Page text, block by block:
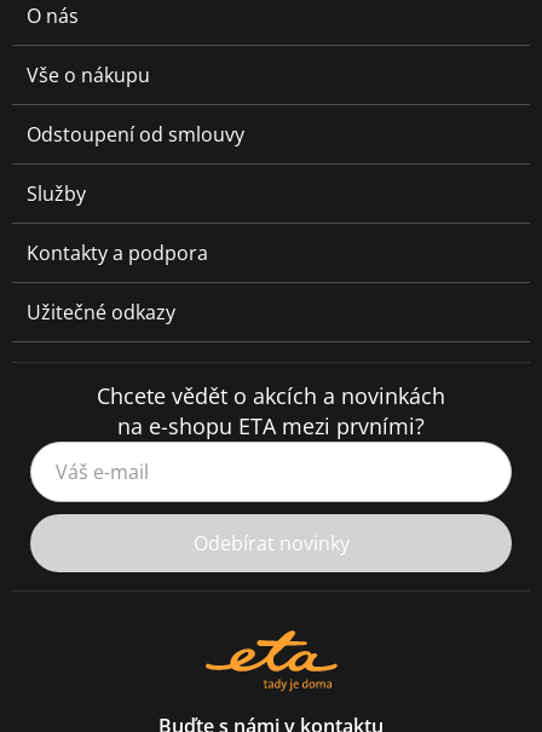
O nás
Vše o nákupu
Odstoupení od smlouvy
Služby
Kontakty a podpora
Užitečné odkazy
Chcete vědět o akcích a novinkách
na e-shopu ETA mezi prvními?
Váš e-mail
Odebírat novinky
Buďte s námi v kontaktu